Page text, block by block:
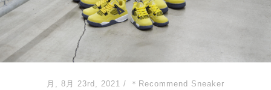
月, 8月 23rd, 2021 / ＊Recommend Sneaker